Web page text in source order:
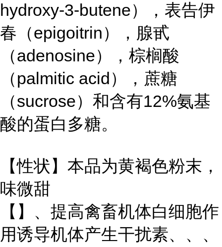
hydroxy-3-butene），表告伊
春（epigoitrin），腺甙
（adenosine），棕榈酸
（palmitic acid），蔗糖
（sucrose）和含有12%氨基
酸的蛋白多糖。
【性状】本品为黄褐色粉末，
味微甜
【】、提高禽畜机体白细胞作
用诱导机体产生干扰素、、、